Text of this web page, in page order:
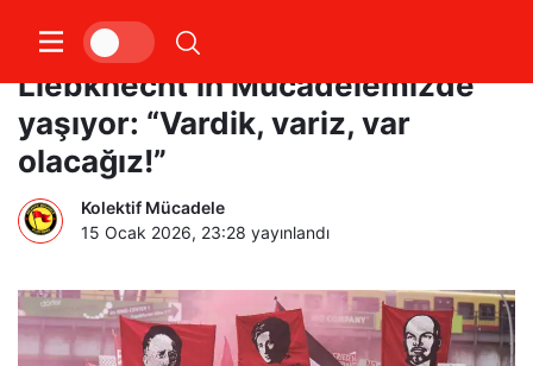
Rosa Luxemburg ve Karl
Liebknecht’in Mücadelemizde
yaşıyor: “Vardik, variz, var
olacağız!”
Kolektif Mücadele
15 Ocak 2026, 23:28 yayınlandı